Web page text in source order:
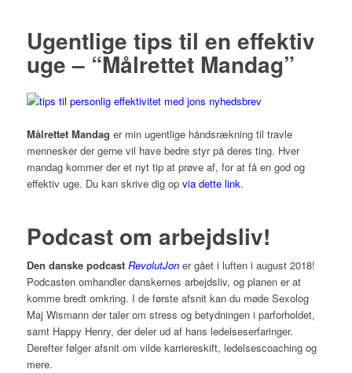
Ugentlige tips til en effektiv
uge – “Målrettet Mandag”
Målrettet Mandag er min ugentlige håndsrækning til travle
mennesker der gerne vil have bedre styr på deres ting. Hver
mandag kommer der et nyt tip at prøve af, for at få en god og
effektiv uge. Du kan skrive dig op via dette link.
Podcast om arbejdsliv!
Den danske podcast RevolutJoner gået i luften i august 2018!
Podcasten omhandler danskernes arbejdsliv, og planen er at
komme bredt omkring. I de første afsnit kan du møde Sexolog
Maj Wismann der taler om stress og betydningen i parforholdet,
samt Happy Henry, der deler ud af hans ledelseserfaringer.
Derefter følger afsnit om vilde karriereskift, ledelsescoaching og
mere.